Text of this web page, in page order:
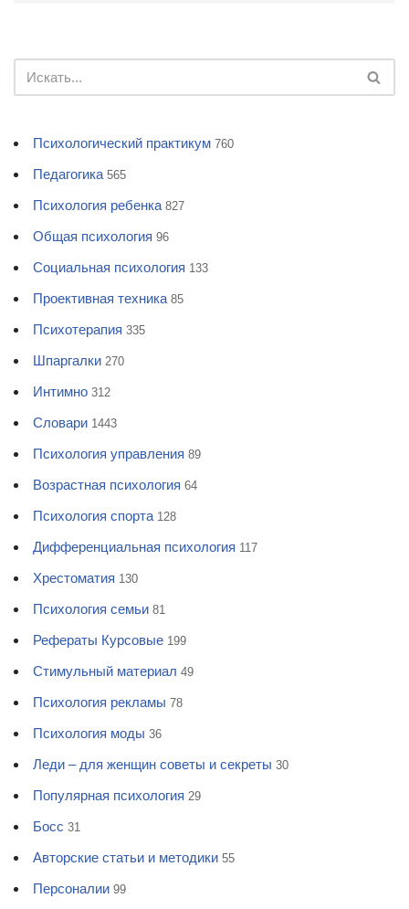
Психологический практикум 760
Педагогика 565
Психология ребенка 827
Общая психология 96
Социальная психология 133
Проективная техника 85
Психотерапия 335
Шпаргалки 270
Интимно 312
Словари 1443
Психология управления 89
Возрастная психология 64
Психология спорта 128
Дифференциальная психология 117
Хрестоматия 130
Психология семьи 81
Рефераты Курсовые 199
Стимульный материал 49
Психология рекламы 78
Психология моды 36
Леди – для женщин советы и секреты 30
Популярная психология 29
Босс 31
Авторские статьи и методики 55
Персоналии 99